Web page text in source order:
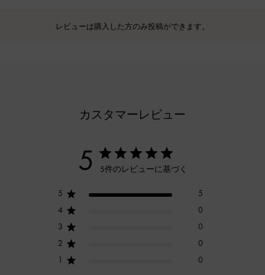
レビューは購入した方のみ投稿ができます。
カスタマーレビュー
5 5件のレビューに基づく
5
5
4
0
3
0
2
0
1
0